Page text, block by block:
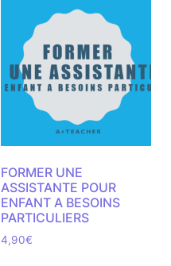
FORMER UNE
ASSISTANTE POUR
ENFANT A BESOINS
PARTICULIERS
4,90€